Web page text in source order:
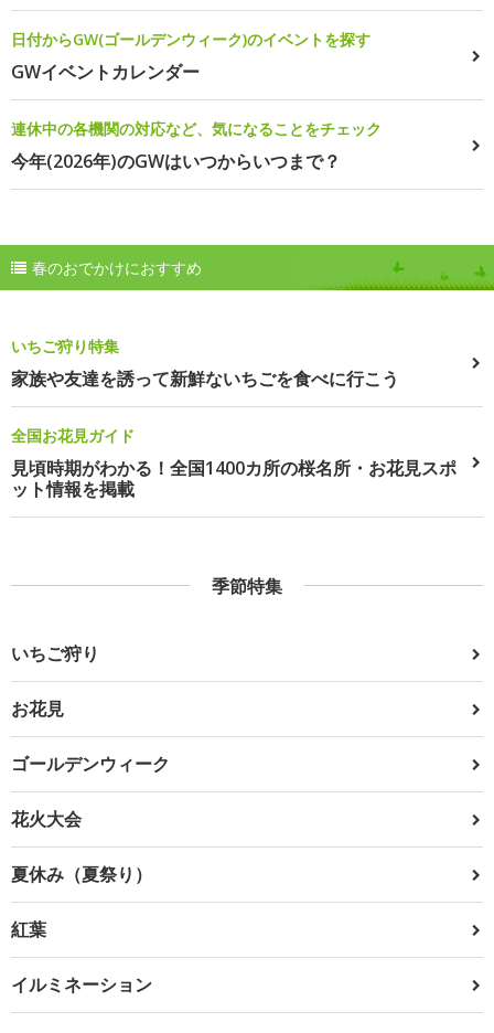
日付からGW(ゴールデンウィーク)のイベントを探す
GWイベントカレンダー
連休中の各機関の対応など、気になることをチェック
今年(2026年)のGWはいつからいつまで？
春のおでかけにおすすめ
いちご狩り特集
家族や友達を誘って新鮮ないちごを食べに行こう
全国お花見ガイド
見頃時期がわかる！全国1400カ所の桜名所・お花見スポ
ット情報を掲載
季節特集
いちご狩り
お花見
ゴールデンウィーク
花火大会
夏休み（夏祭り）
紅葉
イルミネーション